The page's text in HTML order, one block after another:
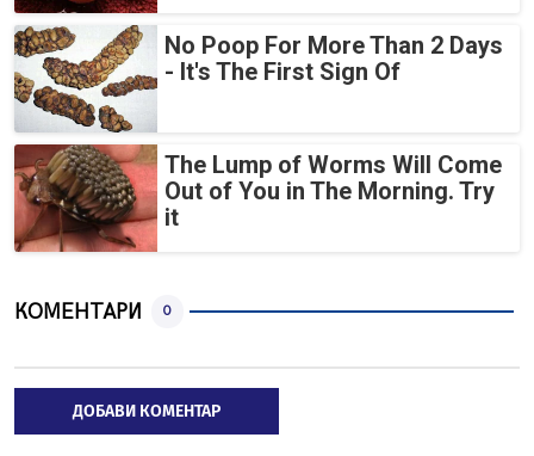
No Poop For More Than 2 Days
- It's The First Sign Of
The Lump of Worms Will Come
Out of You in The Morning. Try
it
КОМЕНТАРИ 0
ДОБАВИ КОМЕНТАР